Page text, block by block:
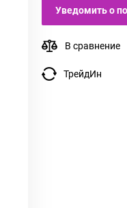
Уведомить о
В сравнение
ТрейдИн